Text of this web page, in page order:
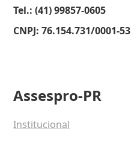
Tel.: (41) 99857-0605
CNPJ: 76.154.731/0001-53
Assespro-PR
Institucional